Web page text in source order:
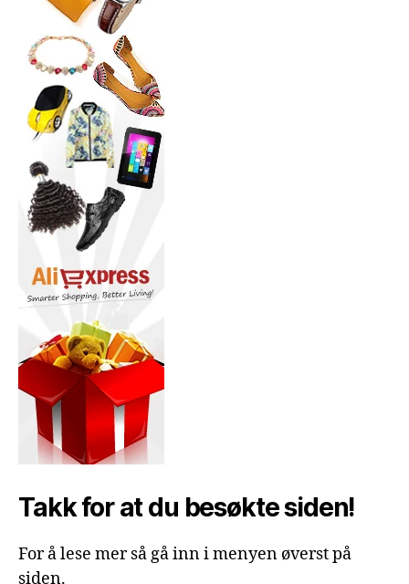
Takk for at du besøkte siden!
For å lese mer så gå inn i menyen øverst på
siden.